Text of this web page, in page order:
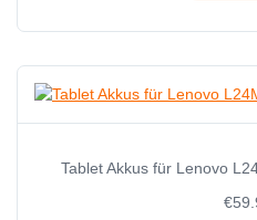
Tablet Akkus für Lenovo